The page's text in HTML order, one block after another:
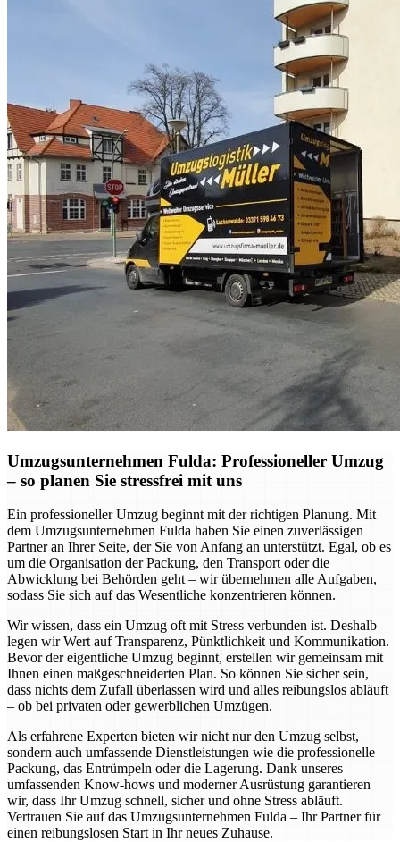
Umzugsunternehmen Fulda: Professioneller Umzug
– so planen Sie stressfrei mit uns
Ein professioneller Umzug beginnt mit der richtigen Planung. Mit
dem Umzugsunternehmen Fulda haben Sie einen zuverlässigen
Partner an Ihrer Seite, der Sie von Anfang an unterstützt. Egal, ob es
um die Organisation der Packung, den Transport oder die
Abwicklung bei Behörden geht – wir übernehmen alle Aufgaben,
sodass Sie sich auf das Wesentliche konzentrieren können.
Wir wissen, dass ein Umzug oft mit Stress verbunden ist. Deshalb
legen wir Wert auf Transparenz, Pünktlichkeit und Kommunikation.
Bevor der eigentliche Umzug beginnt, erstellen wir gemeinsam mit
Ihnen einen maßgeschneiderten Plan. So können Sie sicher sein,
dass nichts dem Zufall überlassen wird und alles reibungslos abläuft
– ob bei privaten oder gewerblichen Umzügen.
Als erfahrene Experten bieten wir nicht nur den Umzug selbst,
sondern auch umfassende Dienstleistungen wie die professionelle
Packung, das Entrümpeln oder die Lagerung. Dank unseres
umfassenden Know-hows und moderner Ausrüstung garantieren
wir, dass Ihr Umzug schnell, sicher und ohne Stress abläuft.
Vertrauen Sie auf das Umzugsunternehmen Fulda – Ihr Partner für
einen reibungslosen Start in Ihr neues Zuhause.